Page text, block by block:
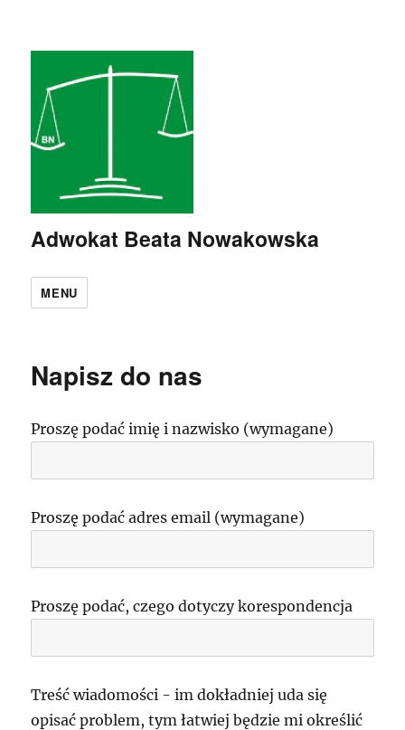
Adwokat Beata Nowakowska
MENU
Napisz do nas
Proszę podać imię i nazwisko (wymagane)
Proszę podać adres email (wymagane)
Proszę podać, czego dotyczy korespondencja
Treść wiadomości - im dokładniej uda się
opisać problem, tym łatwiej będzie mi określić